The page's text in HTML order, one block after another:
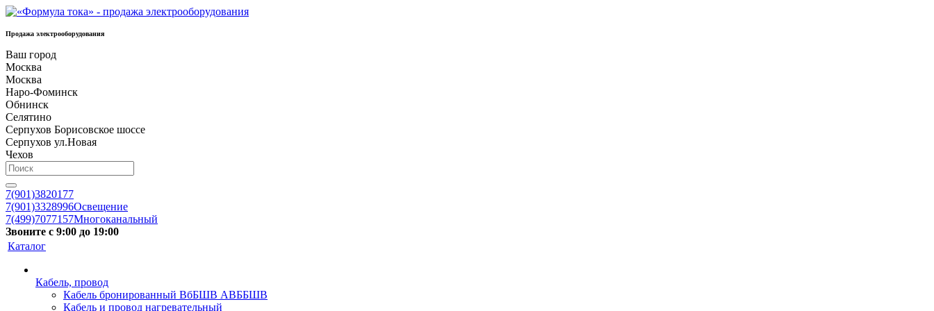
Продажа электрооборудования
Ваш город
Москва
Москва
Наро-Фоминск
Обнинск
Селятино
Серпухов Борисовское шоссе
Серпухов ул.Новая
Чехов
7(901)3820177
7(901)3328996Освещение
7(499)7077157Многоканальный
Звоните с 9:00 до 19:00
Каталог
Кабель, провод
Кабель бронированный ВбБШВ АВББШВ
Кабель и провод нагревательный